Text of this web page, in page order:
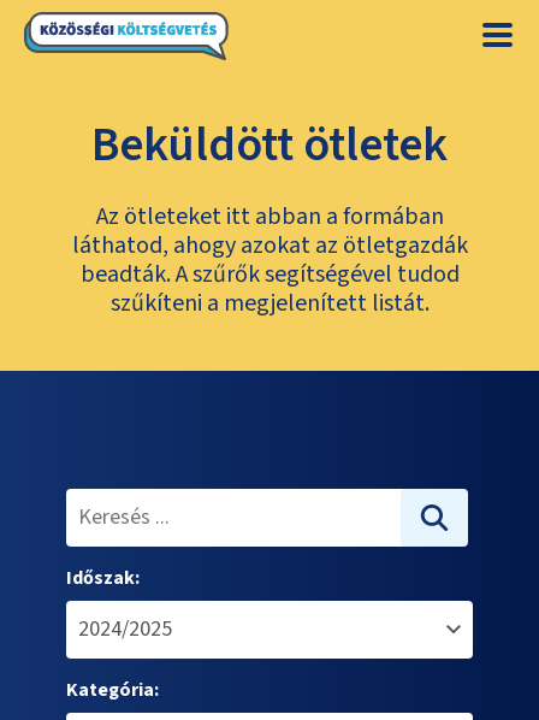
Beküldött ötletek
Az ötleteket itt abban a formában
láthatod, ahogy azokat az ötletgazdák
beadták. A szűrők segítségével tudod
szűkíteni a megjelenített listát.
Időszak:
Kategória: